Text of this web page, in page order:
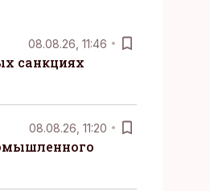
08.08.26, 11:46
санкциях
08.08.26, 11:20